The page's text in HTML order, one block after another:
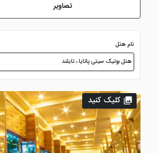
تصاویر
نام هتل
کلیک کنید